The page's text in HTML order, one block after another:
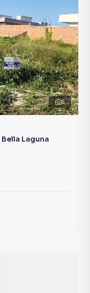
5
Laguna